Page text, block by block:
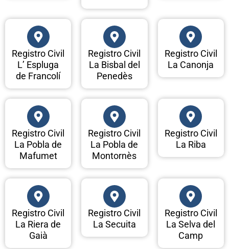
Registro Civil
L’ Espluga
de Francolí
Registro Civil
La Bisbal del
Penedès
Registro Civil
La Canonja
Registro Civil
La Pobla de
Mafumet
Registro Civil
La Pobla de
Montornès
Registro Civil
La Riba
Registro Civil
La Riera de
Gaià
Registro Civil
La Secuita
Registro Civil
La Selva del
Camp